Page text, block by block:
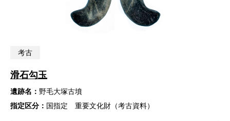
考古
滑石勾玉
遺跡名： 野毛大塚古墳
指定区分： 国指定 重要文化財（考古資料）